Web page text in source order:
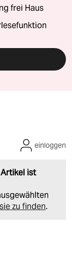
frei Haus
ist
zu finden.
einloggen